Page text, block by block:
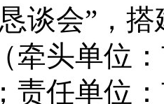
谈会” ，
（牵头单位：
；责任单位